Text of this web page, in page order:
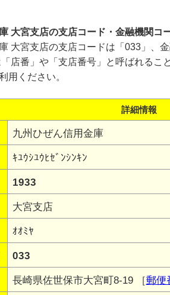
大宮支店の支店コード・金融機関コ
大宮支店の支店コードは「033」、
店番」や「支店番号」と呼ばれるこ
用ください。
詳細情報
九州ひぜん信用金庫
ｷﾕｳｼﾕｳﾋｾﾞﾝｼﾝｷﾝ
1933
大宮支店
ｵｵﾐﾔ
033
長崎県佐世保市大宮町8-19 ［郵便